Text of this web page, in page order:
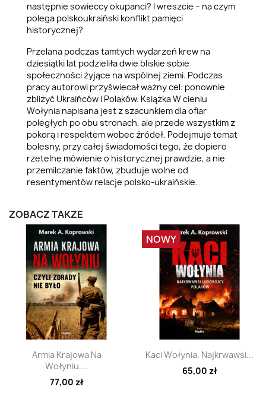
następnie sowieccy okupanci? I wreszcie – na czym
polega polsko­ukraiński konflikt pamięci
historycznej?
Przelana podczas tamtych wydarzeń krew na
dziesiątki lat podzieliła dwie bliskie sobie
społeczności żyjące na wspólnej ziemi. Podczas
pracy autorowi przyświecał ważny cel: ponownie
zbliżyć Ukraińców i Polaków. Książka W cieniu
Wołynia napisana jest z szacunkiem dla ofiar
poległych po obu stronach, ale przede wszystkim z
pokorą i respektem wobec źródeł. Podejmuje temat
bolesny, przy całej świadomości tego, że dopiero
rzetelne mówienie o historycznej prawdzie, a nie
przemilczanie faktów, zbuduje wolne od
resentymentów relacje polsko-ukraińskie.
ZOBACZ TAKŻE
Szybki podgląd
Armia Krajowa Na
Wołyniu....
77,00 zł
Szybki podgląd
Kaci Wołynia. Najkrwawsi...
65,00 zł
NOWY